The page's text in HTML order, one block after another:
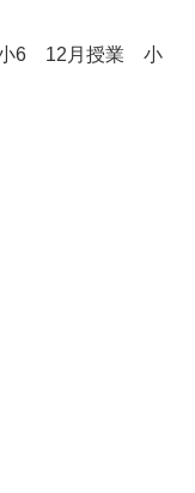
6 12月授業 小